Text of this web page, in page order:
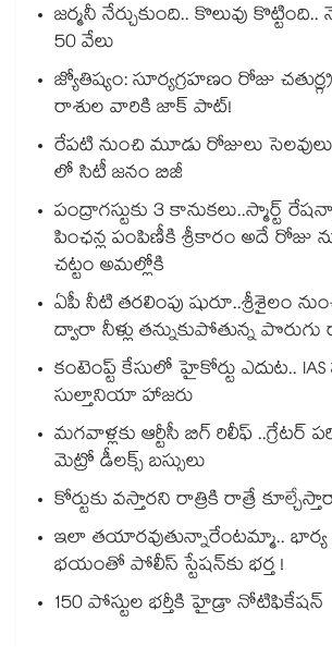
జర్మనీ నేర్చుకుంది.. కొలువు కొట్టింది..
50 వేలు
జ్యోతిష్యం: సూర్యగ్రహణం రోజు
రాశుల వారికి జాక్ పాట్!
రేపటి నుంచి మూడు రోజులు సెలవులు
లో సిటీ జనం బిజీ
పంద్రాగస్టుకు 3 కానుకలు..స్మార్ట్
పింఛన్ల పంపిణీకి శ్రీకారం అదే రోజు
చట్టం అమల్లోకి
ఏపీ నీటి తరలింపు షురూ..శ్రీశైలం
ద్వారా నీళ్లు తన్నుకుపోతున్న పొరుగు
కంటెంప్ట్ కేసులో హైకోర్టు ఎదుట..
సుల్తానియా హాజరు
మగవాళ్లకు ఆర్టీసీ బిగ్ రిలీఫ్ ..గ్రేటర్
మెట్రో డీలక్స్ బస్సులు
కోర్టుకు వస్తారని రాత్రికి రాత్రే
ఇలా తయారవుతున్నారేంటమ్మా..
భయంతో పోలీస్ స్టేషన్⁫కు భర్త !
150 పోస్టుల భర్తీకి హైడ్రా నోటిఫికేషన్